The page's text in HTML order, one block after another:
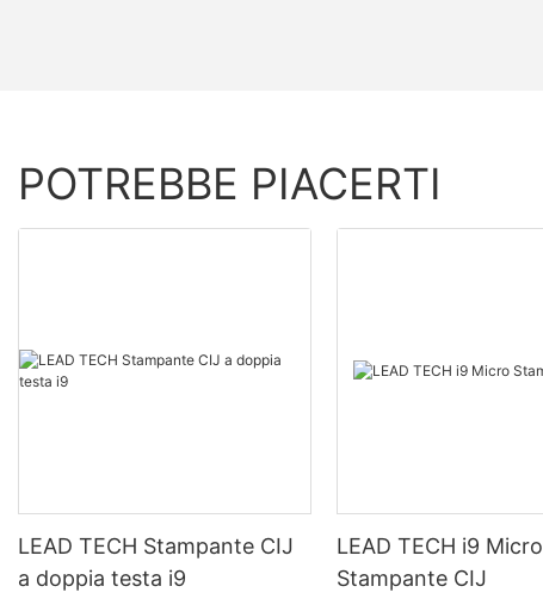
POTREBBE PIACERTI
LEAD TECH Stampante CIJ
a doppia testa i9
LEAD TECH i9 Micro
Stampante CIJ